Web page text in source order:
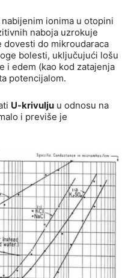
ionima u otopini
naboja uzrokuje
dovesti do mikroudaraca
bolesti, uključujući lošu
i edem (kao kod zatajenja
potencijalom.
U-krivulju u odnosu na
i previše je